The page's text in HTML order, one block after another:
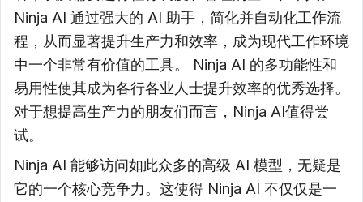
Ninja AI 通过强大的 AI 助手，简化并自动化工作流
程，从而显著提升生产力和效率，成为现代工作环境
中一个非常有价值的工具。 Ninja AI 的多功能性和
易用性使其成为各行各业人士提升效率的优秀选择。
对于想提高生产力的朋友们而言，Ninja AI值得尝
试。
Ninja AI 能够访问如此众多的高级 AI 模型，无疑是
它的一个核心竞争力。这使得 Ninja AI 不仅仅是一